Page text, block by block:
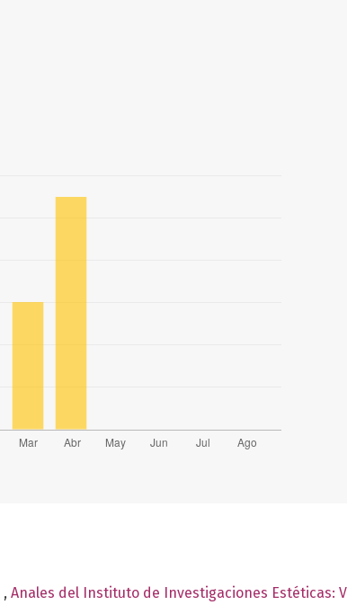
, Anales del Instituto de Investigaciones Estéticas: